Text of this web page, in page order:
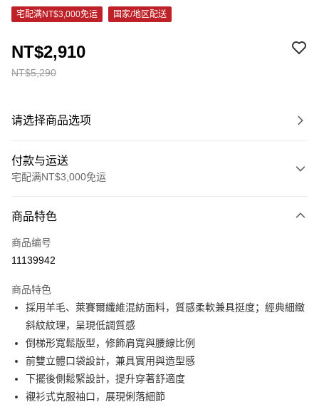
宅配满NT$3,000免运 国家/地区配送
NT$5,290
NT$2,910
请选择商品选项
付款与运送
宅配满NT$3,000免运
信用卡一次付款
信用卡分期付款
合作金库商业银行
华南商业银行
彰化商业银行
上海商业储蓄银行
国泰世华商业银行
兆丰国际商业银行
台湾中小企业银行
台中商业银行
汇丰（台湾）商业银行
华泰商业银行
联邦商业银行
远东国际商业银行
元大商业银行
6期 0利率，每期
华南商业银行
上海商业储蓄银行
台北富邦商业银行
国泰世华商业银行
兆丰国际商业银行
台湾中小企业银行
台中商业银行
汇丰（台湾）商业银行
LINE Pay
Apple Pay
街口支付
悠遊付
商品特色
商品编号
11139942
商品特色
採用羊毛、萊賽爾纖維混紡面料，質感柔軟兼具挺度；經典細緻
斜紋紋理，呈現低調質感
倒梯形寬鬆版型，修飾肩寬與腰線比例
前雙立體口袋設計，兼具實用與造型感
下擺後側鬆緊設計，提升穿著舒適度
襯衫式克服袖口，展現俐落細節